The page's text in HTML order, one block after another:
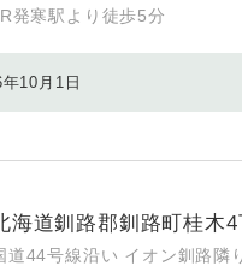
発寒駅より徒歩5分
10月1日
海道釧路郡釧路町桂木
道44号線沿い イオン釧路隣